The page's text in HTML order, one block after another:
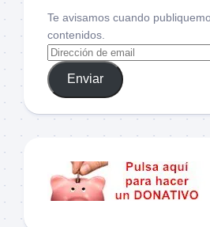
Te avisamos cuando
contenidos.
Enviar